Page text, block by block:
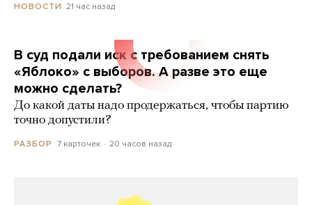
НОВОСТИ 21 час назад
В суд подали иск с требованием снять
«Яблоко» с выборов. А разве это еще
можно сделать?
До какой даты надо продержаться, чтобы партию
точно допустили?
РАЗБОР 7 карточек 20 часов назад